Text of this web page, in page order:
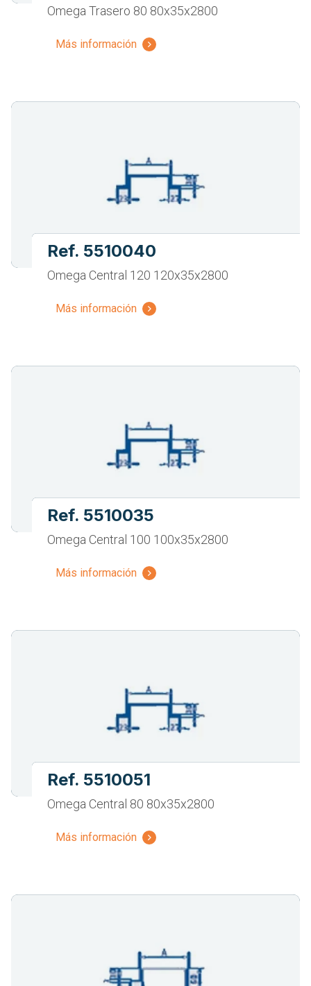
Omega Trasero 80 80x35x2800
Más información
Ref. 5510040
Omega Central 120 120x35x2800
Más información
Ref. 5510035
Omega Central 100 100x35x2800
Más información
Ref. 5510051
Omega Central 80 80x35x2800
Más información